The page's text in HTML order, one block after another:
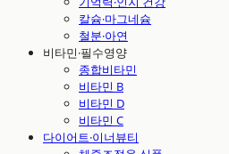
칼슘·마그네슘
철분·아연
비타민·필수영양
종합비타민
비타민 B
비타민 D
비타민 C
다이어트·이너뷰티